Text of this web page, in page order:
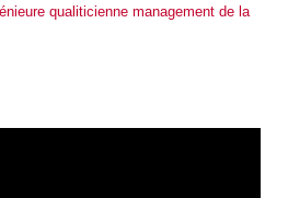
qualiticienne management de la